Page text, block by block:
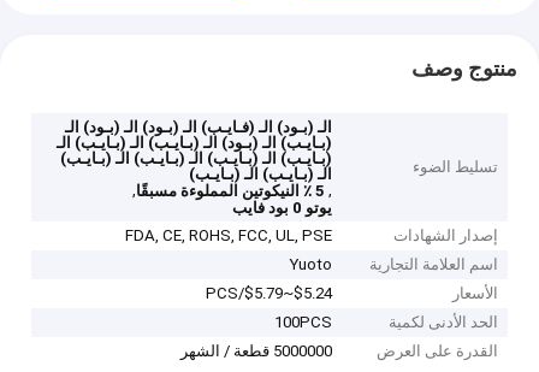
منتوج وصف
تسليط الضوء
الـ (بـود) الـ (فـايـب) الـ (بـود) الـ (بـود) الـ
(بـايـب) الـ (بـود) الـ (بـايـب) الـ (بـايـب) الـ
(بـايـب) الـ (بـايـب) الـ (بـايـب) الـ (بـايـب)
الـ (بـايـب) الـ (بـايـب)
, 5 ٪ النيكوتين المملوءة مسبقًا
,
يوتو 0 بود فايب
إصدار الشهادات
FDA, CE, ROHS, FCC, UL, PSE
اسم العلامة التجارية
Yuoto
الأسعار
$5.24~$5.79/PCS
الحد الأدنى لكمية
100PCS
القدرة على العرض
5000000 قطعة / الشهر